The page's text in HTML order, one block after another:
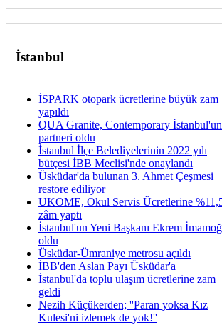
İstanbul
İSPARK otopark ücretlerine büyük zam
yapıldı
QUA Granite, Contemporary İstanbul'un
partneri oldu
İstanbul İlçe Belediyelerinin 2022 yılı
bütçesi İBB Meclisi'nde onaylandı
Üsküdar'da bulunan 3. Ahmet Çeşmesi
restore ediliyor
UKOME, Okul Servis Ücretlerine
zâm yaptı
İstanbul'un Yeni Başkanı Ekrem
oldu
Üsküdar-Ümraniye metrosu açıldı
İBB'den Aslan Payı Üsküdar'a
İstanbul'da toplu ulaşım ücretlerine zam
geldi
Nezih Küçükerden; ''Paran yoksa Kız
Kulesi'ni izlemek de yok!''